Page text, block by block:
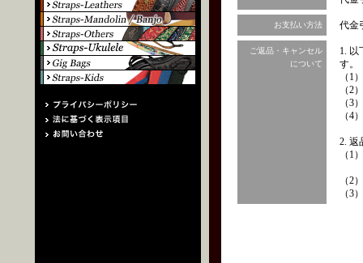
お支払い方法 代金
ご返品・キャンセル
について
1. 以
す。
（1
（2
（3
（4
2. 返
（1）
（2
（3